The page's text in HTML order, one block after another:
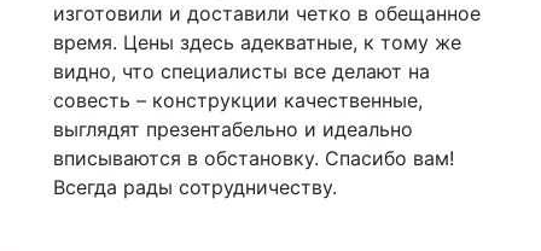
изготовили и доставили четко в обещанное
время. Цены здесь адекватные, к тому же
видно, что специалисты все делают на
совесть – конструкции качественные,
выглядят презентабельно и идеально
вписываются в обстановку. Спасибо вам!
Всегда рады сотрудничеству.